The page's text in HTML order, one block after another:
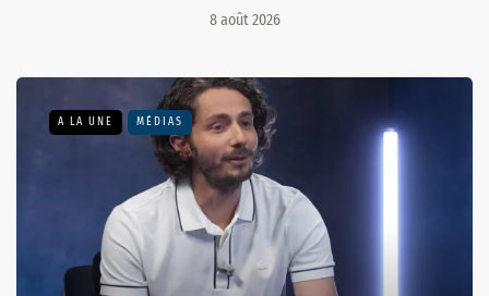
8 août 2026
A LA UNE MÉDIAS